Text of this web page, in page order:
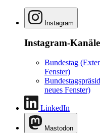
Instagram
Instagram-Kanäle
Bundestag
Fenster)
neues Fenster)
LinkedIn
Mastodon